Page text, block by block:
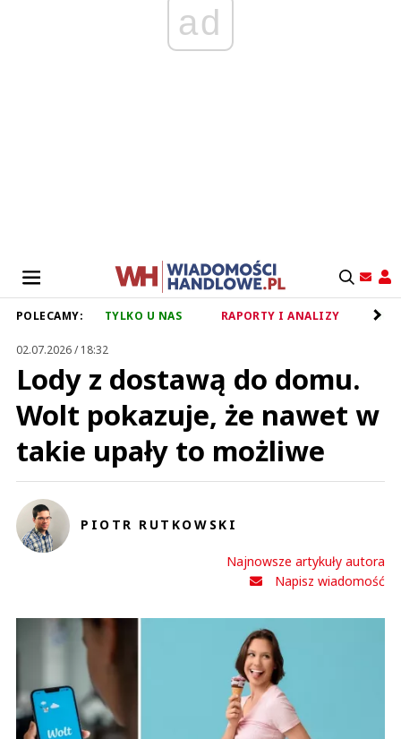
ad
POLECAMY: TYLKO U NAS RAPORTY I ANALIZY
02.07.2026 / 18:32
Lody z dostawą do domu.
Wolt pokazuje, że nawet w
takie upały to możliwe
PIOTR RUTKOWSKI
Najnowsze artykuły autora
Napisz wiadomość